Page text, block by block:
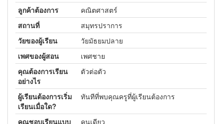
ลูกค้าต้องการ
คณิตศาสตร์
สถานที่
สมุทรปราการ
วัยของผู้เรียน
วัยมัธยมปลาย
เพศของผู้สอน
เพศชาย
คุณต้องการเรียน
อย่างไร
ตัวต่อตัว
ผู้เรียนต้องการเริ่ม
เรียนเมื่อใด?
ทันทีที่พบคุณครูที่ผู้เรียนต้องการ
คุณชอบเรียนแบบ คนเดียว